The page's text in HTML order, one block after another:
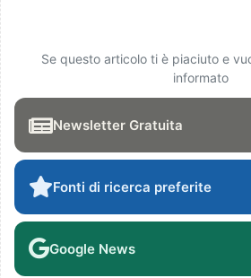
Se questo articolo ti è piaciuto e
informato
Newsletter Gratuita
Fonti di ricerca preferite
Google News